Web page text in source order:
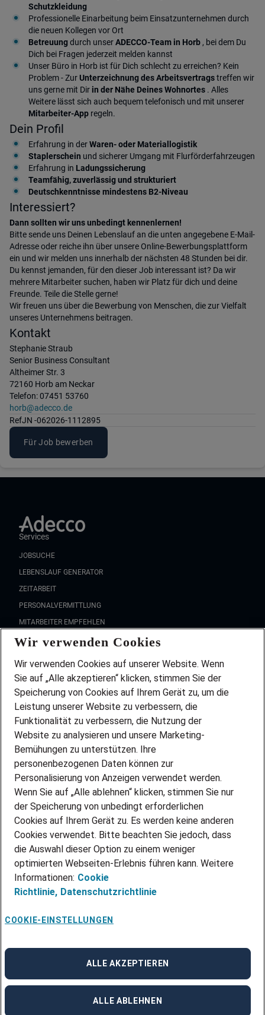
Schutzkleidung
Professionelle Einarbeitung beim Einsatzunternehmen durch
die neuen Kollegen vor Ort
Betreuungdurch unserADECCO-Team in Horb , bei dem Du
Dich bei Fragen jederzeit melden kannst
Unser Büro in Horb ist für Dich schlecht zu erreichen? Kein
Problem - ZurUnterzeichnung des Arbeitsvertragstreffen wir
uns gerne mit Dir in der Nähe Deines Wohnortes . Alles
Weitere lässt sich auch bequem telefonisch und mit unserer
Mitarbeiter-App regeln.
Dein Profil
Erfahrung in derWaren- oder Materiallogistik
Staplerschein und sicherer Umgang mit Flurförderfahrzeugen
Erfahrung in Ladungssicherung
Teamfähig, zuverlässig und strukturiert
Deutschkenntnisse mindestens B2-Niveau
Interessiert?
Dann sollten wir uns unbedingt kennenlernen!
Bitte sende uns Deinen Lebenslauf an die unten angegebene E-Mail-
Adresse oder reiche ihn über unsere Online-Bewerbungsplattform
ein und wir melden uns innerhalb der nächsten 48 Stunden bei dir.
Du kennst jemanden, für den dieser Job interessant ist? Da wir
mehrere Mitarbeiter suchen, haben wir Platz für dich und deine
Freunde. Teile die Stelle gerne!
Wir freuen uns über die Bewerbung von Menschen, die zur Vielfalt
unseres Unternehmens beitragen.
Kontakt
Stephanie Straub
Senior Business Consultant
Altheimer Str. 3
72160 Horb am Neckar
Telefon: 07451 53760
horb@adecco.de
RefJN -062026-1112895
Für Job bewerben
Services
JOBSUCHE
LEBENSLAUF GENERATOR
ZEITARBEIT
PERSONALVERMITTLUNG
MITARBEITER EMPFEHLEN
FAQ
Wir stellen ein!
DEINE BERUFSGRUPPE
DEINE LEBENSSITUATION
PARTNERSHIP WITH AIRBUS
INITIATIV BEWERBEN
ÜBER UNS
STANDORTE
BLOG
PRESSE
KONTAKT
@Adecco 2026
IMPRESSUM
DATENSCHUTZ
NUTZUNGSBEDINGUNGEN
COOKIE-RICHTLINIEN
BESCHWERDESTELLE
linkedinFacebook
Instagram
Wir verwenden Cookies
Wir verwenden Cookies auf unserer Website. Wenn
Sie auf „Alle akzeptieren“ klicken, stimmen Sie der
Speicherung von Cookies auf Ihrem Gerät zu, um die
Leistung unserer Website zu verbessern, die
Funktionalität zu verbessern, die Nutzung der
Website zu analysieren und unsere Marketing-
Bemühungen zu unterstützen. Ihre
personenbezogenen Daten können zur
Personalisierung von Anzeigen verwendet werden.
Wenn Sie auf „Alle ablehnen“ klicken, stimmen Sie nur
der Speicherung von unbedingt erforderlichen
Cookies auf Ihrem Gerät zu. Es werden keine anderen
Cookies verwendet. Bitte beachten Sie jedoch, dass
die Auswahl dieser Option zu einem weniger
optimierten Webseiten-Erlebnis führen kann. Weitere
Informationen: Cookie
Richtlinie, Datenschutzrichtlinie
COOKIE-EINSTELLUNGEN
ALLE ABLEHNEN
ALLE AKZEPTIEREN